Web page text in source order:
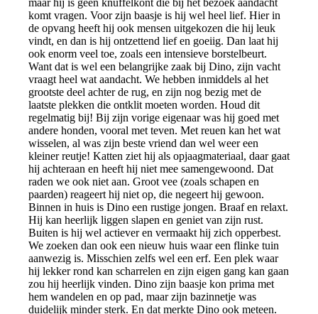
maar hij is geen knuffelkont die bij het bezoek aandacht
komt vragen. Voor zijn baasje is hij wel heel lief. Hier in
de opvang heeft hij ook mensen uitgekozen die hij leuk
vindt, en dan is hij ontzettend lief en goeiig. Dan laat hij
ook enorm veel toe, zoals een intensieve borstelbeurt.
Want dat is wel een belangrijke zaak bij Dino, zijn vacht
vraagt heel wat aandacht. We hebben inmiddels al het
grootste deel achter de rug, en zijn nog bezig met de
laatste plekken die ontklit moeten worden. Houd dit
regelmatig bij! Bij zijn vorige eigenaar was hij goed met
andere honden, vooral met teven. Met reuen kan het wat
wisselen, al was zijn beste vriend dan wel weer een
kleiner reutje! Katten ziet hij als opjaagmateriaal, daar gaat
hij achteraan en heeft hij niet mee samengewoond. Dat
raden we ook niet aan. Groot vee (zoals schapen en
paarden) reageert hij niet op, die negeert hij gewoon.
Binnen in huis is Dino een rustige jongen. Braaf en relaxt.
Hij kan heerlijk liggen slapen en geniet van zijn rust.
Buiten is hij wel actiever en vermaakt hij zich opperbest.
We zoeken dan ook een nieuw huis waar een flinke tuin
aanwezig is. Misschien zelfs wel een erf. Een plek waar
hij lekker rond kan scharrelen en zijn eigen gang kan gaan
zou hij heerlijk vinden. Dino zijn baasje kon prima met
hem wandelen en op pad, maar zijn bazinnetje was
duidelijk minder sterk. En dat merkte Dino ook meteen.